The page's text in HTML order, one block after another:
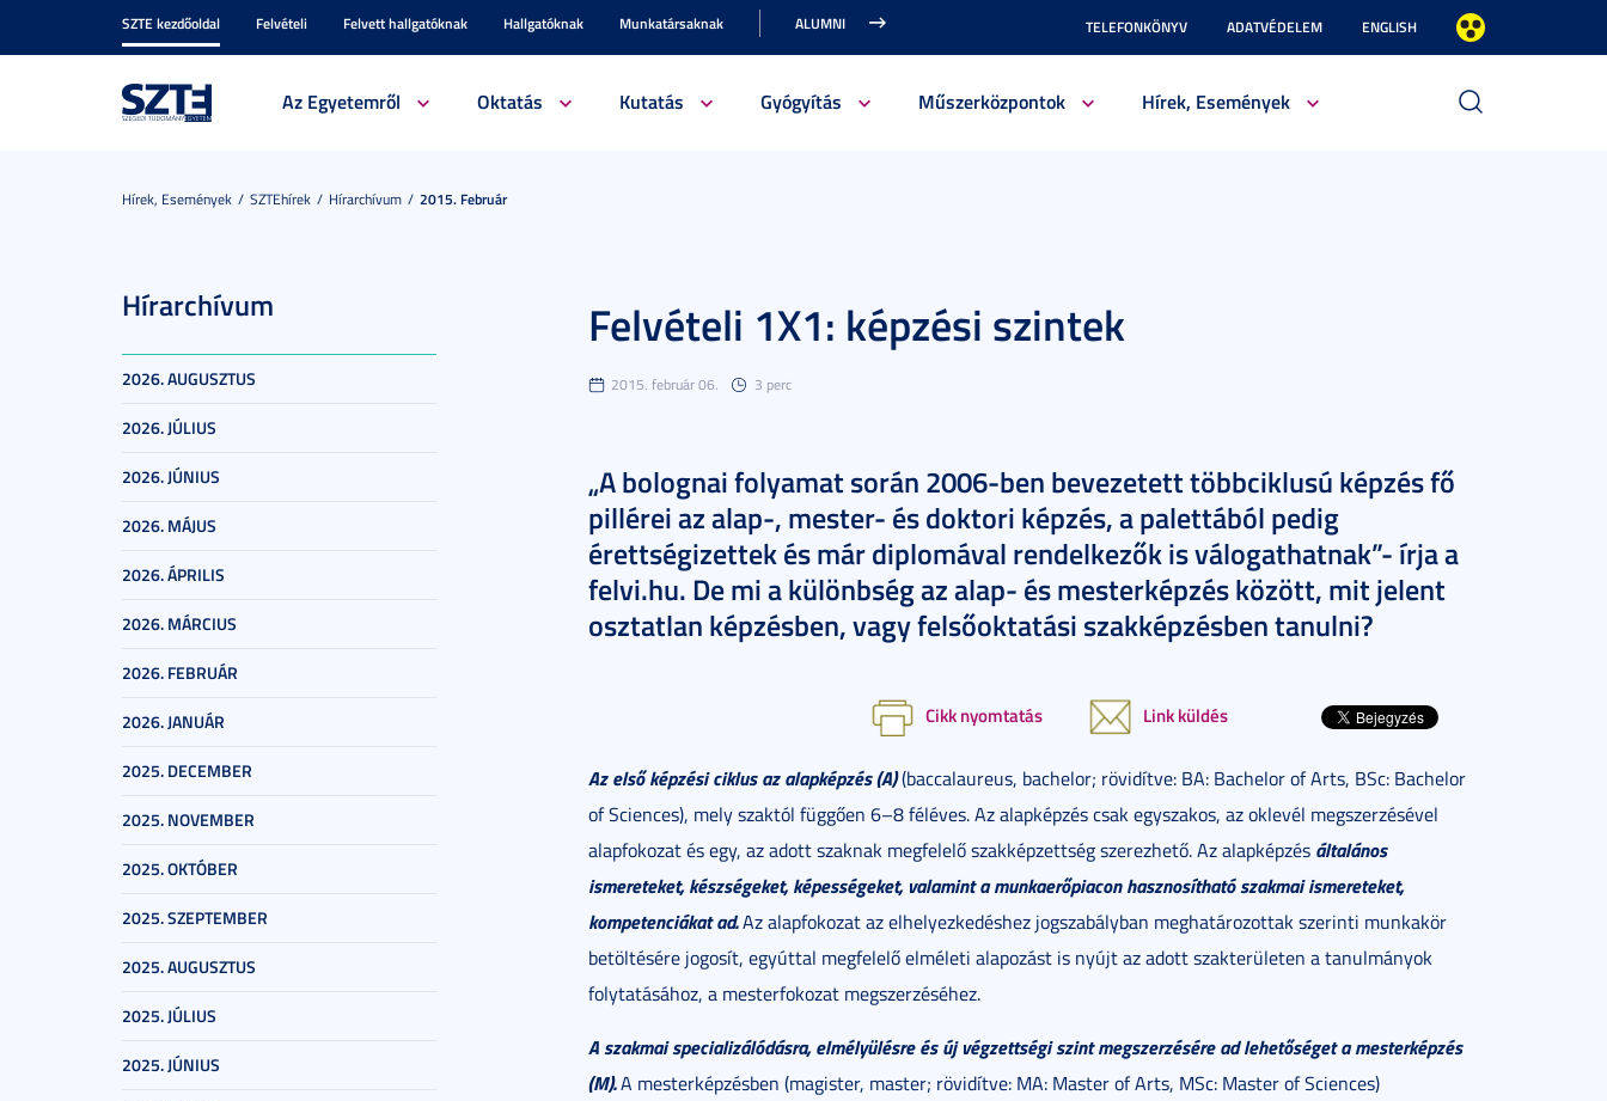
SZTE kezdőoldal Felvételi Felvett hallgatóknak Hallgatóknak Munkatársaknak ALUMNI TELEFONKÖNYV ADATVÉDELEM ENGLISH
Az Egyetemről Oktatás Kutatás Gyógyítás Műszerközpontok Hírek, Események
Hírek, Események SZTEhírek Hírarchívum 2015. Február
Hírarchívum
2026. AUGUSZTUS
2026. JÚLIUS
2026. JÚNIUS
2026. MÁJUS
2026. ÁPRILIS
2026. MÁRCIUS
2026. FEBRUÁR
2026. JANUÁR
2025. DECEMBER
2025. NOVEMBER
2025. OKTÓBER
2025. SZEPTEMBER
2025. AUGUSZTUS
2025. JÚLIUS
2025. JÚNIUS
Felvételi 1X1: képzési szintek
2015. február 06. 3 perc
„A bolognai folyamat során 2006-ben bevezetett többciklusú képzés fő
pillérei az alap-, mester- és doktori képzés, a palettából pedig
érettségizettek és már diplomával rendelkezők is válogathatnak”- írja a
felvi.hu. De mi a különbség az alap- és mesterképzés között, mit jelent
osztatlan képzésben, vagy felsőoktatási szakképzésben tanulni?
Cikk nyomtatás Link küldés
Az első képzési ciklus az alapképzés (A)(baccalaureus, bachelor; rövidítve: BA: Bachelor of Arts, BSc: Bachelor
of Sciences), mely szaktól függően 6–8 féléves. Az alapképzés csak egyszakos, az oklevél megszerzésével
alapfokozat és egy, az adott szaknak megfelelő szakképzettség szerezhető. Az alapképzés általános
ismereteket, készségeket, képességeket, valamint a munkaerőpiacon hasznosítható szakmai ismereteket,
kompetenciákat ad.Az alapfokozat az elhelyezkedéshez jogszabályban meghatározottak szerinti munkakör
betöltésére jogosít, egyúttal megfelelő elméleti alapozást is nyújt az adott szakterületen a tanulmányok
folytatásához, a mesterfokozat megszerzéséhez.
A szakmai specializálódásra, elmélyülésre és új végzettségi szint megszerzésére ad lehetőséget a mesterképzés
(M).A mesterképzésben (magister, master; rövidítve: MA: Master of Arts, MSc: Master of Sciences)